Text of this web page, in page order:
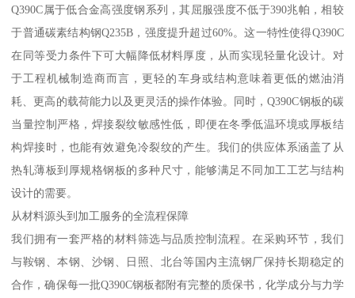
Q390C属于低合金高强度钢系列，其屈服强度不低于390兆帕，相较
于普通碳素结构钢Q235B，强度提升超过60%。这一特性使得Q390C
在同等受力条件下可大幅降低材料厚度，从而实现轻量化设计。对
于工程机械制造商而言，更轻的车身或结构意味着更低的燃油消
耗、更高的载荷能力以及更灵活的操作体验。同时，Q390C钢板的碳
当量控制严格，焊接裂纹敏感性低，即便在冬季低温环境或厚板结
构焊接时，也能有效避免冷裂纹的产生。我们的供应体系涵盖了从
热轧薄板到厚规格钢板的多种尺寸，能够满足不同加工工艺与结构
设计的需要。
从材料源头到加工服务的全流程保障
我们拥有一套严格的材料筛选与品质控制流程。在采购环节，我们
与鞍钢、本钢、沙钢、日照、北台等国内主流钢厂保持长期稳定的
合作，确保每一批Q390C钢板都附有完整的质保书，化学成分与力学